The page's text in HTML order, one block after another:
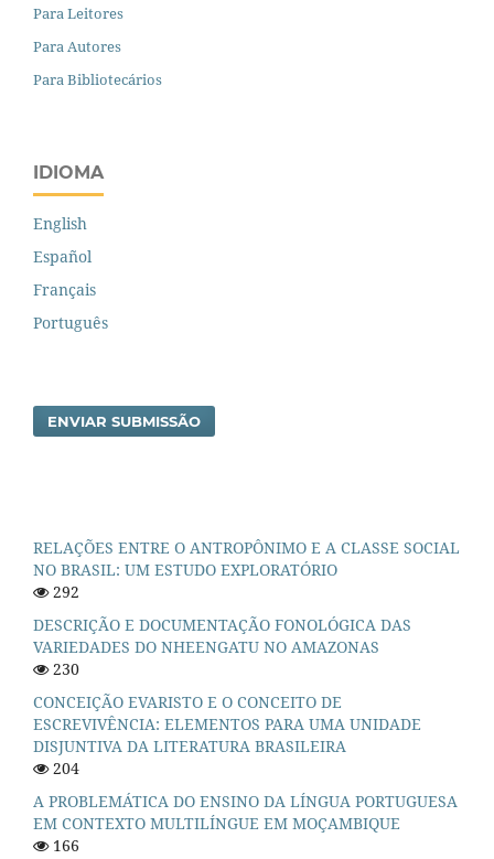
Para Leitores
Para Autores
Para Bibliotecários
IDIOMA
English
Español
Français
Português
ENVIAR SUBMISSÃO
RELAÇÕES ENTRE O ANTROPÔNIMO E A CLASSE SOCIAL
NO BRASIL: UM ESTUDO EXPLORATÓRIO
292
DESCRIÇÃO E DOCUMENTAÇÃO FONOLÓGICA DAS
VARIEDADES DO NHEENGATU NO AMAZONAS
230
CONCEIÇÃO EVARISTO E O CONCEITO DE
ESCREVIVÊNCIA: ELEMENTOS PARA UMA UNIDADE
DISJUNTIVA DA LITERATURA BRASILEIRA
204
A PROBLEMÁTICA DO ENSINO DA LÍNGUA PORTUGUESA
EM CONTEXTO MULTILÍNGUE EM MOÇAMBIQUE
166